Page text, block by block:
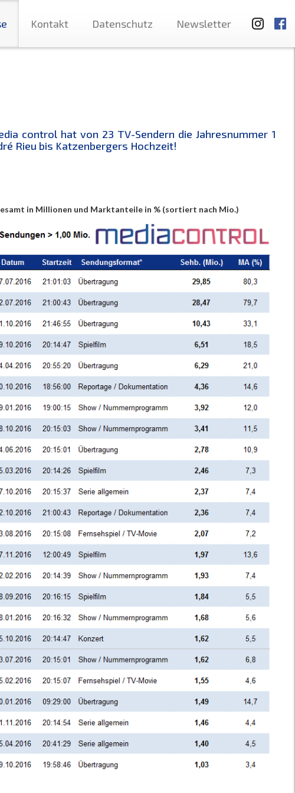
Kontakt Datenschutz Newsletter
control hat von 23 TV-Sendern die Jahresnummer 1
Rieu bis Katzenbergers Hochzeit!
in Millionen und Marktanteile in % (sortiert nach Mio.)